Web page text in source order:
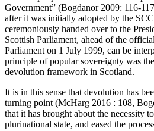
Government” (Bogdanor 2009: 116-
after it was initially adopted by the
ceremoniously handed over to the
Scottish Parliament, ahead of the
Parliament on 1 July 1999, can be
principle of popular sovereignty was
devolution framework in Scotland.
It is in this sense that devolution has
turning point (McHarg 2016 : 108,
that it has brought about the necessity
plurinational state, and eased the